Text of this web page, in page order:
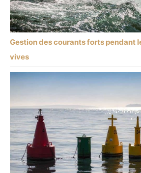
Gestion des courants forts pendant
vives